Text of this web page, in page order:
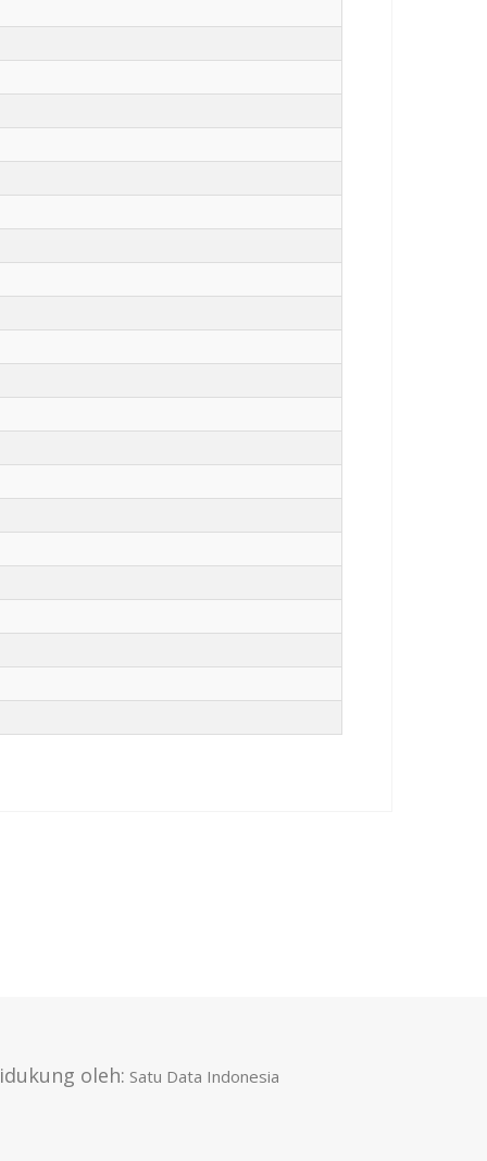
oleh: Satu Data Indonesia